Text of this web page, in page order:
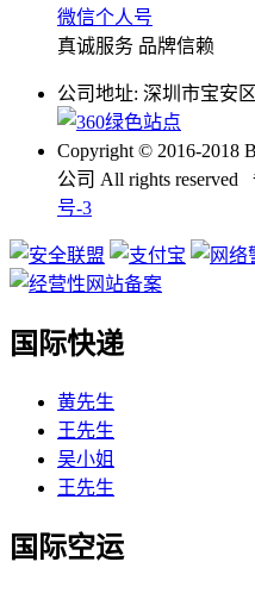
微信个人号
真诚服务 品牌信赖
公司地址: 深圳市宝安
Copyright © 2016-2018
公司 All rights reserved
号-3
国际快递
黄先生
王先生
吴小姐
王先生
国际空运